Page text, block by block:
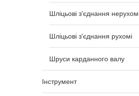
Шліцьові з'єднання
Шліцьові з'єднання рухомі
Шруси карданного валу
Інструмент